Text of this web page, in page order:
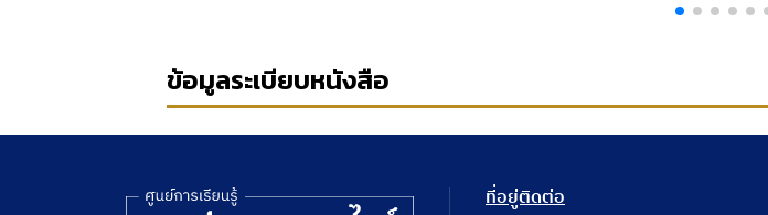
ข้อมูลระเบียบหนังสือ
ที่อยู่ติดต่อ